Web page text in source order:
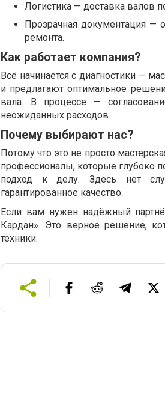
Логистика — доставка валов
Прозрачная документация —
ремонта.
Как работает компания?
Всё начинается с диагностики —
и предлагают оптимальное
вала. В процессе —
неожиданных расходов.
Почему выбирают нас?
Потому что это не просто
профессионалы, которые глубоко
подход к делу. Здесь нет
гарантированное качество.
Если вам нужен надёжный
Кардан». Это верное решение,
техники.